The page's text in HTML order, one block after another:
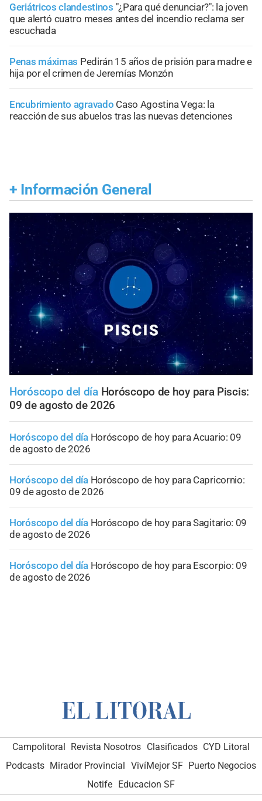
Geriátricos clandestinos "¿Para qué denunciar?": la joven
que alertó cuatro meses antes del incendio reclama ser
escuchada
Penas máximas Pedirán 15 años de prisión para madre e
hija por el crimen de Jeremías Monzón
Encubrimiento agravado Caso Agostina Vega: la
reacción de sus abuelos tras las nuevas detenciones
+ Información General
Horóscopo del día Horóscopo de hoy para Piscis:
09 de agosto de 2026
Horóscopo del día Horóscopo de hoy para Acuario: 09
de agosto de 2026
Horóscopo del día Horóscopo de hoy para Capricornio:
09 de agosto de 2026
Horóscopo del día Horóscopo de hoy para Sagitario: 09
de agosto de 2026
Horóscopo del día Horóscopo de hoy para Escorpio: 09
de agosto de 2026
Campolitoral Revista Nosotros Clasificados CYD Litoral
Podcasts Mirador Provincial VivíMejor SF Puerto Negocios
Notife
Educacion SF